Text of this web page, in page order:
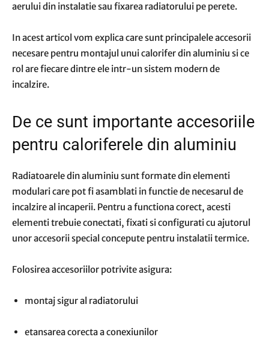
aerului din instalatie sau fixarea radiatorului pe perete.
In acest articol vom explica care sunt principalele accesorii
necesare pentru montajul unui calorifer din aluminiu si ce
rol are fiecare dintre ele intr-un sistem modern de
incalzire.
De ce sunt importante accesoriile
pentru caloriferele din aluminiu
Radiatoarele din aluminiu sunt formate din elementi
modulari care pot fi asamblati in functie de necesarul de
incalzire al incaperii. Pentru a functiona corect, acesti
elementi trebuie conectati, fixati si configurati cu ajutorul
unor accesorii special concepute pentru instalatii termice.
Folosirea accesoriilor potrivite asigura:
montaj sigur al radiatorului
etansarea corecta a conexiunilor